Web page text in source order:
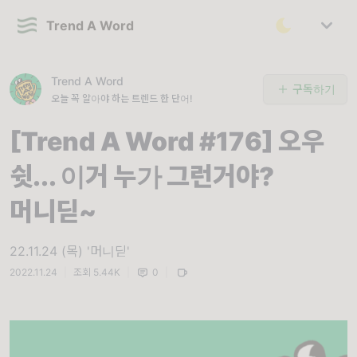
Trend A Word
Trend A Word
오늘 꼭 알아야 하는 트렌드 한 단어!
구독하기
[Trend A Word #176] 오우
쉿... 이거 누가 그런거야?
머니딛~
22.11.24 (목) '머니딛'
2022.11.24 조회 5.44K 0